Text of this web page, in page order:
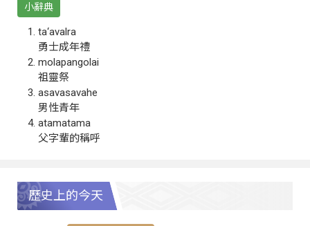
小辭典
ta‘avalra
勇士成年禮
molapangolai
祖靈祭
asavasavahe
男性青年
atamatama
父字輩的稱呼
歷史上的今天